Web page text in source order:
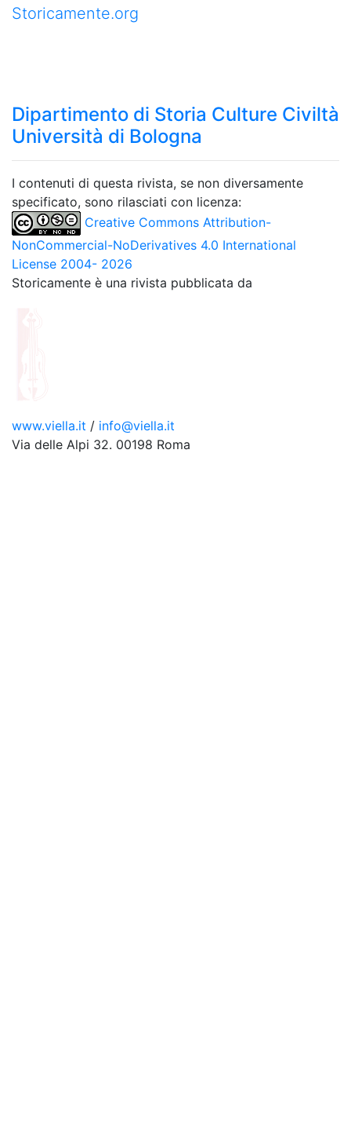
Storicamente.org
Dipartimento di Storia Culture Civiltà
Università di Bologna
I contenuti di questa rivista, se non diversamente
specificato, sono rilasciati con licenza:
Creative Commons Attribution-
NonCommercial-NoDerivatives 4.0 International
License 2004- 2026
Storicamente è una rivista pubblicata da
www.viella.it / info@viella.it
Via delle Alpi 32. 00198 Roma